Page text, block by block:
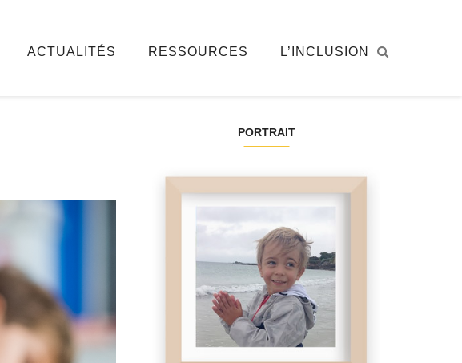
ACTUALITÉS RESSOURCES L’INCLUSION
PORTRAIT